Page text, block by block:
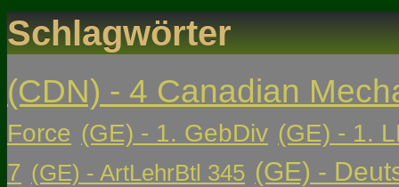
Schlagwörter
(CDN) - 4 Canadian
Force (GE) - 1. GebDiv (GE) - 1.
7 (GE) - ArtLehrBtl 345 (GE) -